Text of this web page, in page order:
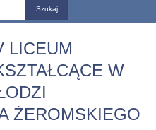
LICEUM
W
ŻEROMSKIEGO